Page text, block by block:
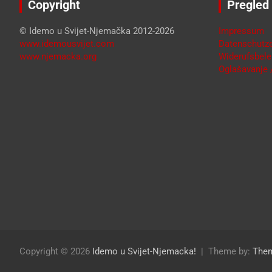
Copyright
© Idemo u Svijet-Njemačka 2012-2026
www.idemousvijet.com
www.njemacka.org
Pregled
Impressum
Copyright © 2026 Idemo u Svijet-Njemacka! Theme by: